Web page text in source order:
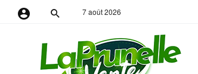
Identifiant ou adresse e-mail
7 août 2026